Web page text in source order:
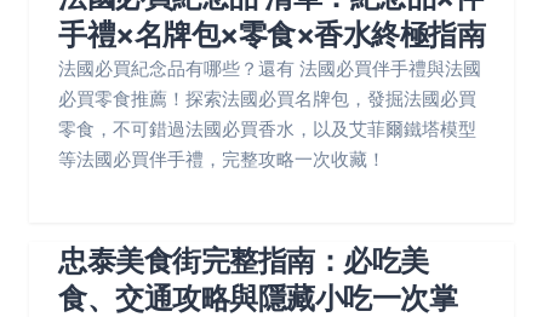
手禮×名牌包×零食×香水終極指南
法國必買紀念品有哪些？還有 法國必買伴手禮與法國
必買零食推薦！探索法國必買名牌包，發掘法國必買
零食，不可錯過法國必買香水，以及艾菲爾鐵塔模型
等法國必買伴手禮，完整攻略一次收藏！
忠泰美食街完整指南：必吃美
食、交通攻略與隱藏小吃一次掌